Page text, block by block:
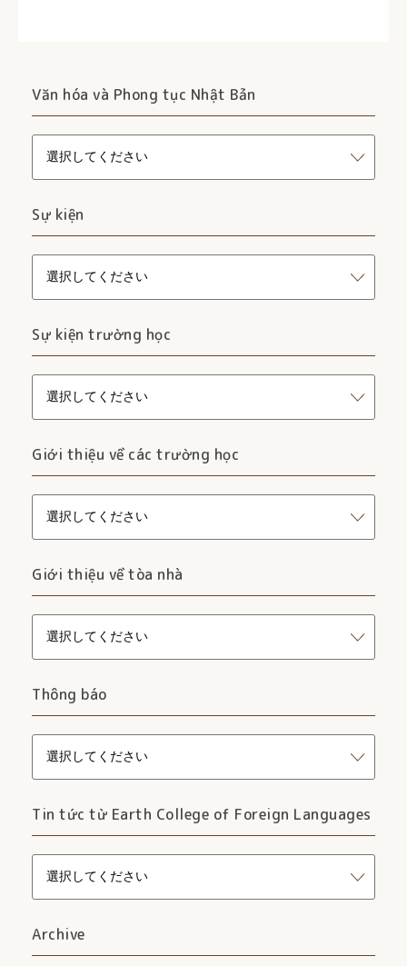
Văn hóa và Phong tục Nhật Bản
Sự kiện
Sự kiện trường học
Giới thiệu về các trường học
Giới thiệu về tòa nhà
Thông báo
Tin tức từ Earth College of Foreign Languages
Archive